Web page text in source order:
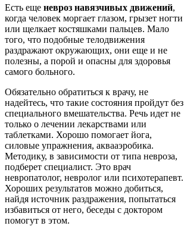
Есть еще невроз навязчивых движений,
когда человек моргает глазом, грызет ногти
или щелкает костяшками пальцев. Мало
того, что подобные телодвижения
раздражают окружающих, они еще и не
полезны, а порой и опасны для здоровья
самого больного.
Обязательно обратиться к врачу, не
надейтесь, что такие состояния пройдут без
специального вмешательства. Речь идет не
только о лечении лекарствами или
таблетками. Хорошо помогает йога,
силовые упражнения, аквааэробика.
Методику, в зависимости от типа невроза,
подберет специалист. Это врач
невропатолог, невролог или психотерапевт.
Хороших результатов можно добиться,
найдя источник раздражения, попытаться
избавиться от него, беседы с доктором
помогут в этом.